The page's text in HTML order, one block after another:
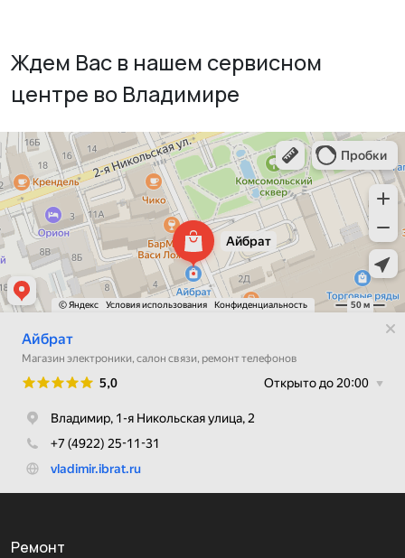
Ждем Вас в нашем сервисном
центре во Владимире
Ремонт